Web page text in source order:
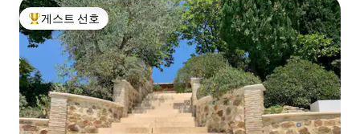
상위 게스트 선호
게스트 선호